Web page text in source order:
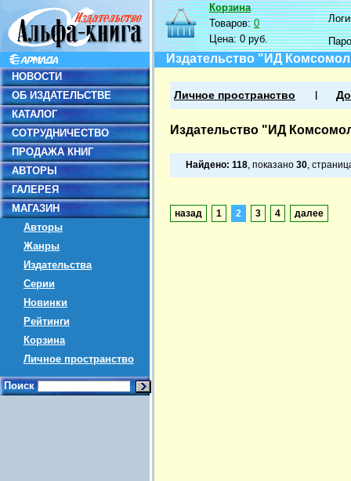
НОВОСТИ
ОБ ИЗДАТЕЛЬСТВЕ
КАТАЛОГ
СОТРУДНИЧЕСТВО
ПРОДАЖА КНИГ
АВТОРЫ
ГАЛЕРЕЯ
МАГАЗИН
Авторы
Жанры
Издательства
Серии
Новинки
Рейтинги
Корзина
Личное пространство
Поиск
Корзина
Товаров:0
Цена:0 руб.
Издательство "ИД
Личное пространство
Издательство "ИД
Найдено: 118, показано 30,
назад 1 2 3 4 далее